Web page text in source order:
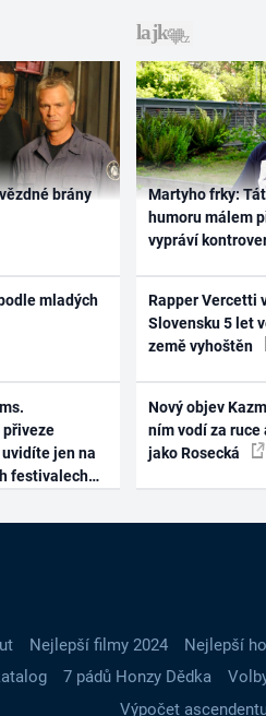
brány
mladých
přiveze
uvidíte jen na
festivalech
Martyho frky:
humoru málem
vypráví
Rapper Vercetti
Slovensku 5 let
země vyhoštěn
Nový objev
ním vodí za
jako Rosecká
Nejlepší filmy 2024 Nejlepší
7 pádů Honzy Dědka
Výpočet